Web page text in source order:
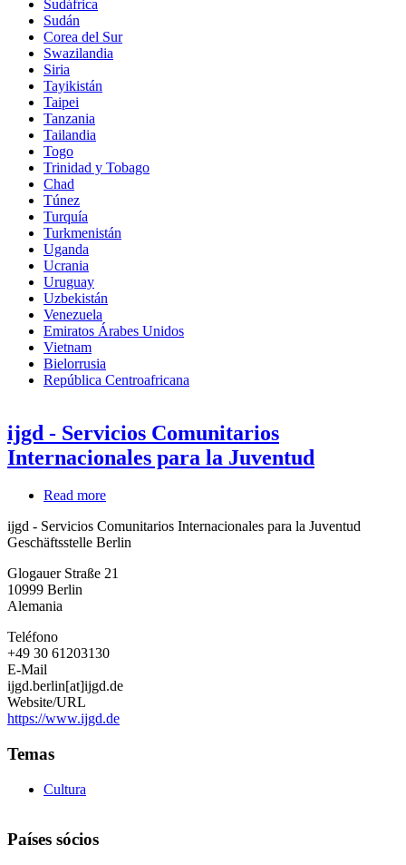
Sudáfrica
Sudán
Corea del Sur
Swazilandia
Siria
Tayikistán
Taipei
Tanzania
Tailandia
Togo
Trinidad y Tobago
Chad
Túnez
Turquía
Turkmenistán
Uganda
Ucrania
Uruguay
Uzbekistán
Venezuela
Emiratos Árabes Unidos
Vietnam
Bielorrusia
República Centroafricana
ijgd - Servicios Comunitarios
Internacionales para la Juventud
Read more
-
Servicios
Internacionales
ijgd - Servicios Comunitarios Internacionales para la Juventud
Geschäftsstelle Berlin
Glogauer Straße 21
10999 Berlin
Alemania
Teléfono
+49 30 61203130
E-Mail
ijgd.berlin[at]ijgd.de
Website/URL
https://www.ijgd.de
Temas
Cultura
Países sócios